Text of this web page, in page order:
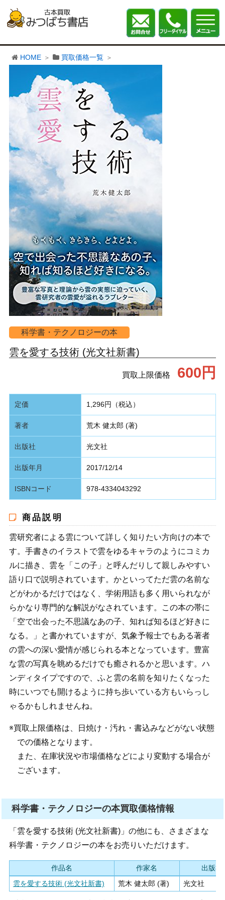
HOME 買取価格一覧
科学書・テクノロジーの本
雲を愛する技術 (光文社新書)
買取上限価格 600円
定価 1,296円（税込）
著者 荒木 健太郎 (著)
出版社 光文社
出版年月 2017/12/14
ISBNコード 978-4334043292
商品説明
雲研究者による雲について詳しく知りたい方向けの本で
す。手書きのイラストで雲をゆるキャラのようにコミカ
ルに描き、雲を「この子」と呼んだりして親しみやすい
語り口で説明されています。かといってただ雲の名前な
どがわかるだけではなく、学術用語も多く用いられなが
らかなり専門的な解説がなされています。この本の帯に
「空で出会った不思議なあの子、知れば知るほど好きに
なる。」と書かれていますが、気象予報士でもある著者
の雲への深い愛情が感じられる本となっています。豊富
な雲の写真を眺めるだけでも癒されるかと思います。ハ
ンディタイプですので、ふと雲の名前を知りたくなった
時にいつでも開けるように持ち歩いている方もいらっし
ゃるかもしれませんね。
※買取上限価格は、日焼け・汚れ・書込みなどがない状態
での価格となります。
また、在庫状況や市場価格などにより変動する場合が
ございます。
科学書・テクノロジーの本買取価格情報
「雲を愛する技術 (光文社新書)」の他にも、さまざまな
科学書・テクノロジーの本をお売りいただけます。
作品名 作家名
出版社
雲を愛する技術 (光文社新書)
荒木 健太郎 (著) 光文社